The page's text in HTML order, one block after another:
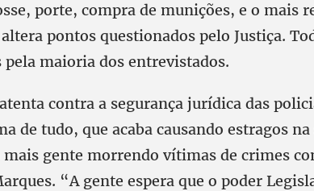
porte, compra de munições, e o mais
pontos questionados pelo Justiça.
maioria dos entrevistados.
contra a segurança jurídica das
de tudo, que acaba causando estragos
gente morrendo vítimas de crimes
“A gente espera que o poder